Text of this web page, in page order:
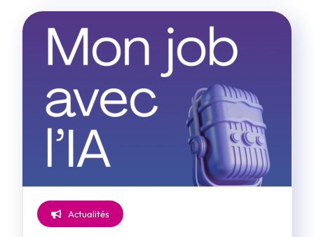
Actualités